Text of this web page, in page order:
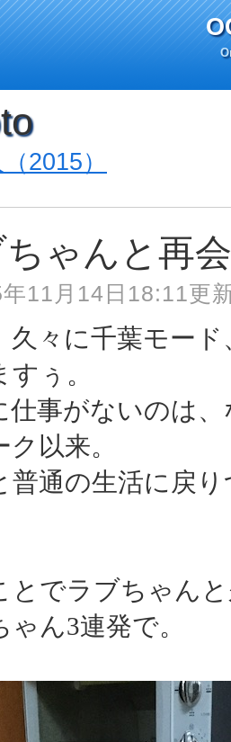
2015）
ちゃんと再会
11月14日18:11更
久々に千葉モー
ぅ。
仕事がないのは
以来。
普通の生活に戻
とでラブちゃん
ゃん3連発で。